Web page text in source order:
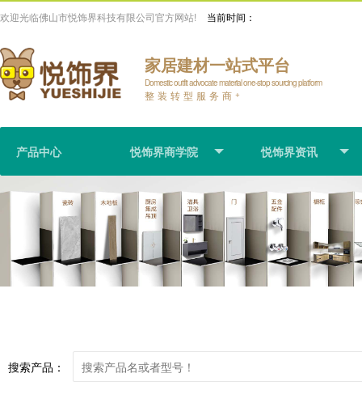
欢迎光临佛山市悦饰界科技有限公司官方网站! 当前时间：
家居建材一站式平台
Domestic outfit advocate material one-stop sourcing platform
整装转型服务商 +
产品中心 悦饰界商学院 悦饰界资讯
搜索产品：